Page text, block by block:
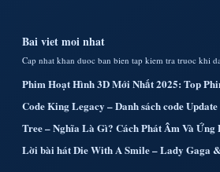
Bai viet moi nhat
Cap nhat khan duoc ban bien tap kiem tra truoc khi
Phim Hoạt Hình 3D Mới Nhất 2025: Top
Code King Legacy – Danh sách code
Tree – Nghĩa Là Gì? Cách Phát Âm Và Ứng
Lời bài hát Die With A Smile – Lady Gaga